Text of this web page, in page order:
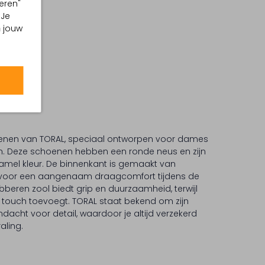
jouw
van TORAL, speciaal ontworpen voor dames
Deze schoenen hebben een ronde neus en zijn
kleur. De binnenkant is gemaakt van
een aangenaam draagcomfort tijdens de
zool biedt grip en duurzaamheid, terwijl
toevoegt. TORAL staat bekend om zijn
voor detail, waardoor je altijd verzekerd